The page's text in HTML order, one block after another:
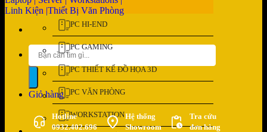
Tìm
kiếm:
Giỏ hàng
Hotline
0932.402.696
Hệ thống
Showroom
Tra cứu
đơn hàng
PC HI-END
PC GAMING
PC THIẾT KẾ ĐỒ HỌA 3D
PC VĂN PHÒNG
WORKSTATION